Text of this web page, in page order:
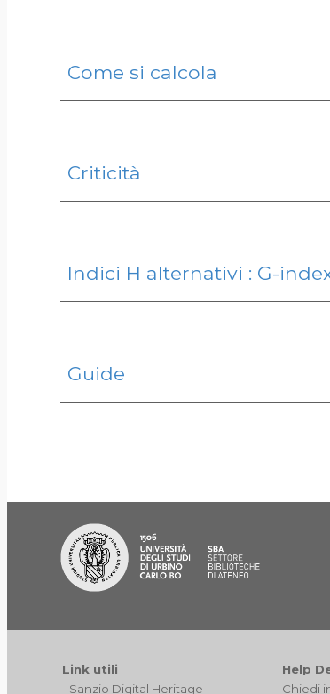
Come si calcola
Criticità
Indici H alternativi : G-
Guide
Link utili
- Sanzio Digital Heritage
Help
Chiedi